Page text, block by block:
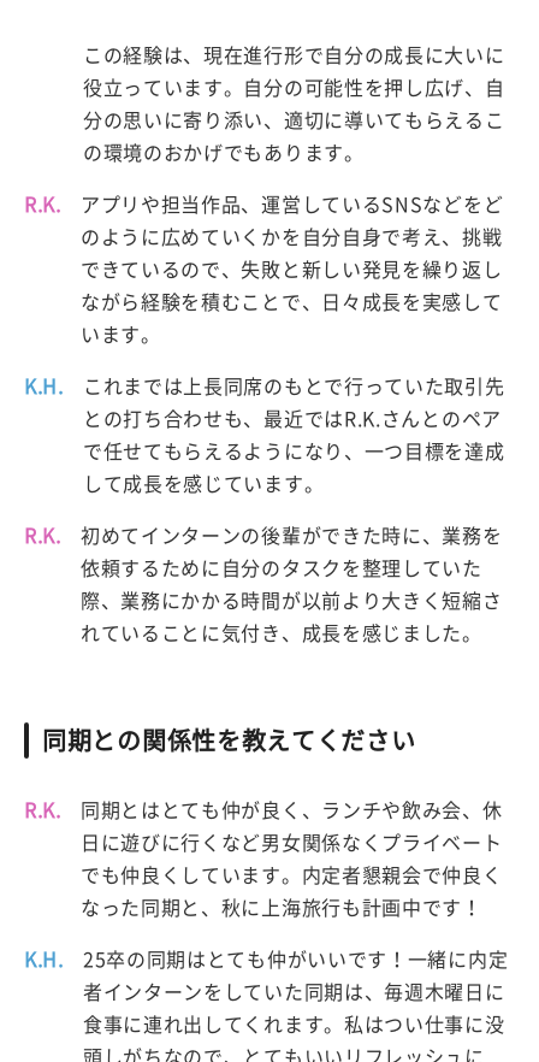
この経験は、現在進行形で自分の成長に大いに
役立っています。自分の可能性を押し広げ、自
分の思いに寄り添い、適切に導いてもらえるこ
の環境のおかげでもあります。
R.K.
アプリや担当作品、運営しているSNSなどをど
のように広めていくかを自分自身で考え、挑戦
できているので、失敗と新しい発見を繰り返し
ながら経験を積むことで、日々成長を実感して
います。
K.H.
これまでは上長同席のもとで行っていた取引先
との打ち合わせも、最近ではR.K.さんとのペア
で任せてもらえるようになり、一つ目標を達成
して成長を感じています。
R.K.
初めてインターンの後輩ができた時に、業務を
依頼するために自分のタスクを整理していた
際、業務にかかる時間が以前より大きく短縮さ
れていることに気付き、成長を感じました。
同期との関係性を教えてください
R.K.
同期とはとても仲が良く、ランチや飲み会、休
日に遊びに行くなど男女関係なくプライベート
でも仲良くしています。内定者懇親会で仲良く
なった同期と、秋に上海旅行も計画中です！
K.H.
25卒の同期はとても仲がいいです！一緒に内定
者インターンをしていた同期は、毎週木曜日に
食事に連れ出してくれます。私はつい仕事に没
頭しがちなので、とてもいいリフレッシュに